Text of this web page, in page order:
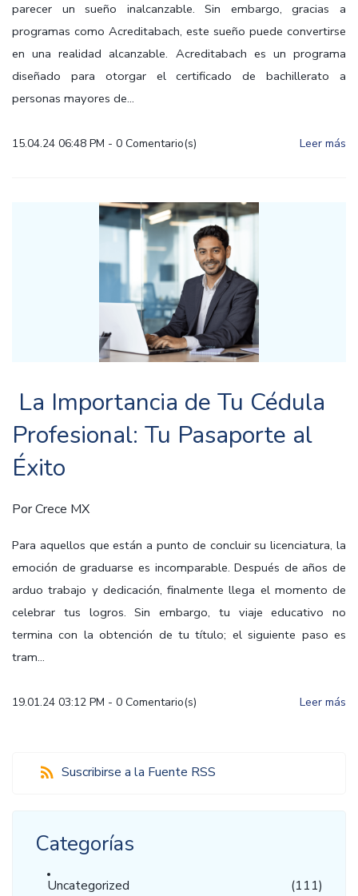
parecer un sueño inalcanzable. Sin embargo, gracias a
programas como Acreditabach, este sueño puede convertirse
en una realidad alcanzable. Acreditabach es un programa
diseñado para otorgar el certificado de bachillerato a
personas mayores de...
15.04.24 06:48 PM - 0 Comentario(s) Leer más
La Importancia de Tu Cédula
Profesional: Tu Pasaporte al
Éxito
PorCrece MX
Para aquellos que están a punto de concluir su licenciatura, la
emoción de graduarse es incomparable. Después de años de
arduo trabajo y dedicación, finalmente llega el momento de
celebrar tus logros. Sin embargo, tu viaje educativo no
termina con la obtención de tu título; el siguiente paso es
tram...
19.01.24 03:12 PM - 0 Comentario(s) Leer más
Suscribirse a la Fuente RSS
Categorías
Uncategorized
(111)